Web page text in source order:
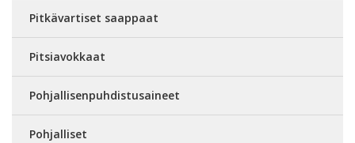
Pitkävartiset saappaat
Pitsiavokkaat
Pohjallisenpuhdistusaineet
Pohjalliset